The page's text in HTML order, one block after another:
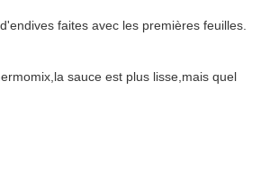
faites avec les premières feuilles.
sauce est plus lisse,mais quel